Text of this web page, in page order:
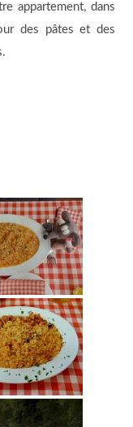
appartement, dans
des pâtes et des